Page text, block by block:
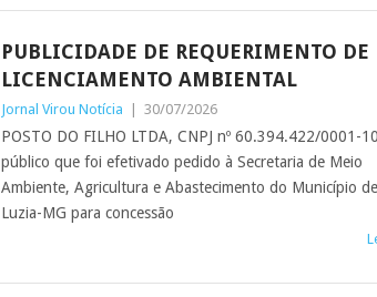
PUBLICIDADE DE REQUERIMENTO DE
LICENCIAMENTO AMBIENTAL
Jornal Virou Notícia 30/07/2026
POSTO DO FILHO LTDA, CNPJ nº 60.394.422/0001-
público que foi efetivado pedido à Secretaria de Meio
Ambiente, Agricultura e Abastecimento do Município
Luzia-MG para concessão